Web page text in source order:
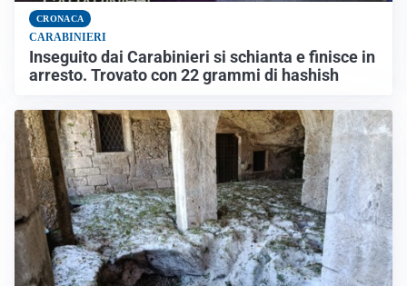
CRONACA
CARABINIERI
Inseguito dai Carabinieri si schianta e finisce in
arresto. Trovato con 22 grammi di hashish